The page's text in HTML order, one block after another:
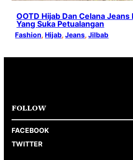
OOTD Hijab Dan Celana Jeans
Yang Suka Petualangan
Fashion, Hijab, Jeans, Jilbab
FOLLOW
FACEBOOK
TWITTER